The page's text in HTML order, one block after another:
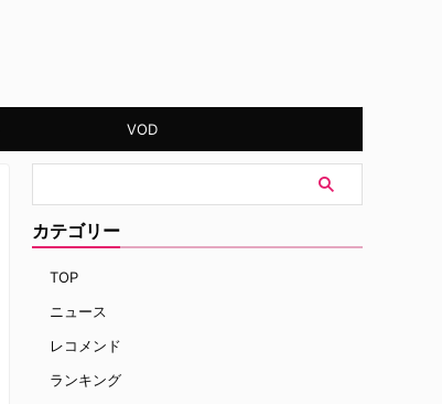
VOD
カテゴリー
TOP
ニュース
レコメンド
ランキング